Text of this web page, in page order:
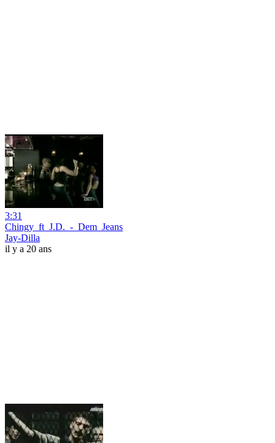
3:31
Chingy_ft_J.D._-_Dem_Jeans
Jay-Dilla
il y a 20 ans